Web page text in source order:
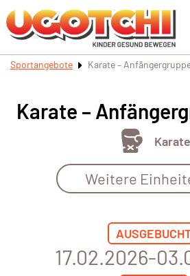
Sportangebote Karate –
Karate –
Karate
Weitere
17.02.2026-